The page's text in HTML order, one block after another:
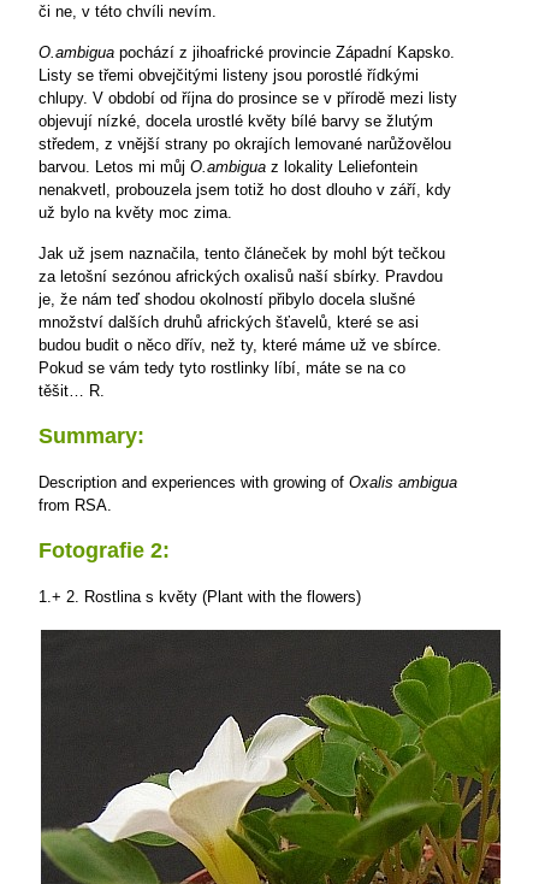
či ne, v této chvíli nevím.
O.ambigua pochází z jihoafrické provincie Západní Kapsko.
Listy se třemi obvejčitými listeny jsou porostlé řídkými
chlupy. V období od října do prosince se v přírodě mezi listy
objevují nízké, docela urostlé květy bílé barvy se žlutým
středem, z vnější strany po okrajích lemované narůžovělou
barvou. Letos mi můj O.ambigua z lokality Leliefontein
nenakvetl, probouzela jsem totiž ho dost dlouho v září, kdy
už bylo na květy moc zima.
Jak už jsem naznačila, tento článeček by mohl být tečkou
za letošní sezónou afrických oxalisů naší sbírky. Pravdou
je, že nám teď shodou okolností přibylo docela slušné
množství dalších druhů afrických šťavelů, které se asi
budou budit o něco dřív, než ty, které máme už ve sbírce.
Pokud se vám tedy tyto rostlinky líbí, máte se na co
těšit… R.
Summary:
Description and experiences with growing of Oxalis ambigua
from RSA.
Fotografie 2:
1.+ 2. Rostlina s květy (Plant with the flowers)